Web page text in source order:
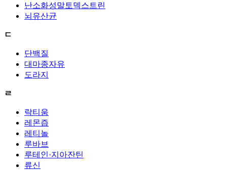
난소화성말토덱스트린
뇌유산균
ㄷ
단백질
대마종자유
도라지
ㄹ
락티움
레몬즙
레티놀
루바브
루테인·지아잔틴
류신